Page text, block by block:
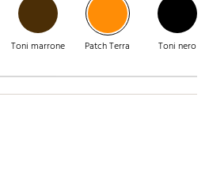
Toni marrone Patch Terra Toni nero